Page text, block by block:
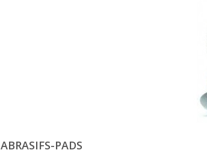
ABRASIFS-PADS